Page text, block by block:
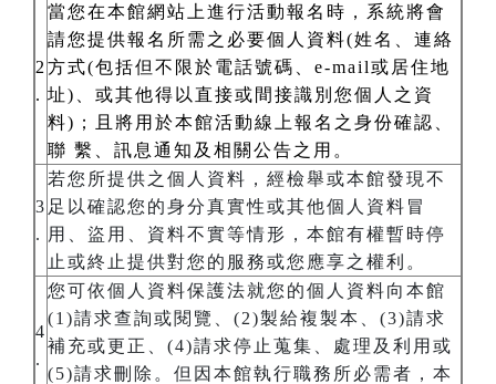
2
.
當您在本館網站上進行活動報名時，系統將會
請您提供報名所需之必要個人資料(姓名、連絡
方式(包括但不限於電話號碼、e-mail或居住地
址)、或其他得以直接或間接識別您個人之資
料)；且將用於本館活動線上報名之身份確認、
聯 繫、訊息通知及相關公告之用。
3
.
若您所提供之個人資料，經檢舉或本館發現不
足以確認您的身分真實性或其他個人資料冒
用、盜用、資料不實等情形，本館有權暫時停
止或終止提供對您的服務或您應享之權利。
4
.
您可依個人資料保護法就您的個人資料向本館
(1)請求查詢或閱覽、(2)製給複製本、(3)請求
補充或更正、(4)請求停止蒐集、處理及利用或
(5)請求刪除。但因本館執行職務所必需者，本